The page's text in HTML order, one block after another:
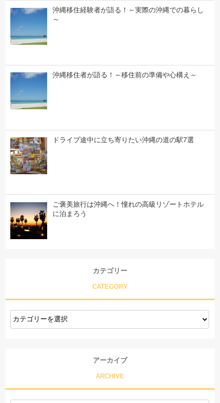
沖縄移住経験者が語る！～実際の沖縄での暮らし
～
沖縄移住者が語る！～移住前の準備や心構え～
ドライブ途中に立ち寄りたい沖縄の道の駅7選
ご褒美旅行は沖縄へ！憧れの高級リゾートホテル
に泊まろう
カテゴリー
CATEGORY
アーカイブ
ARCHIVE